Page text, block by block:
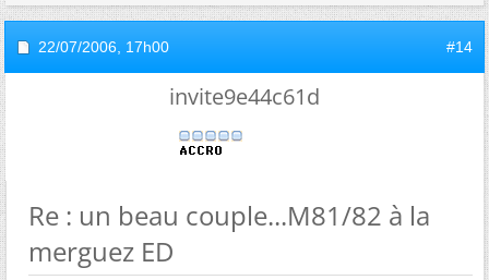
22/07/2006, 17h00 #14
invite9e44c61d
Re : un beau couple...M81/82 à la
merguez ED